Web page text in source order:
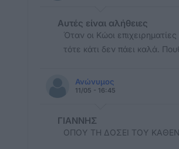
Αυτές είναι αλήθειες
Όταν οι Κώοι
τότε κάτι δεν πάει καλά.
Ανώνυμος
11/05 - 16:45
ΓΙΑΝΝΗΣ
ΟΠΟΥ ΤΗ ΔΟΣΕΙ ΤΟΥ